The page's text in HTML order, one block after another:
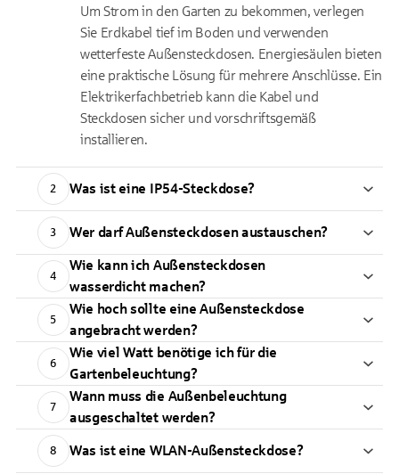
Um Strom in den Garten zu bekommen, verlegen
Sie Erdkabel tief im Boden und verwenden
wetterfeste Außensteckdosen. Energiesäulen bieten
eine praktische Lösung für mehrere Anschlüsse. Ein
Elektrikerfachbetrieb kann die Kabel und
Steckdosen sicher und vorschriftsgemäß
installieren.
2 Was ist eine IP54-Steckdose?
3 Wer darf Außensteckdosen austauschen?
4
Wie kann ich Außensteckdosen
wasserdicht machen?
5
Wie hoch sollte eine Außensteckdose
angebracht werden?
6
Wie viel Watt benötige ich für die
Gartenbeleuchtung?
7
Wann muss die Außenbeleuchtung
ausgeschaltet werden?
8 Was ist eine WLAN-Außensteckdose?